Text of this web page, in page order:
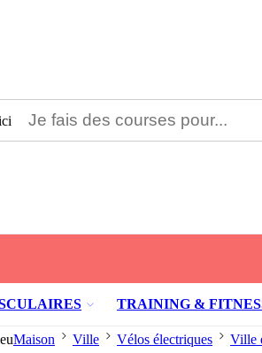
TRAINING &
Maison Ville Vélos électriques Ville